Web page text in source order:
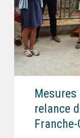
relance